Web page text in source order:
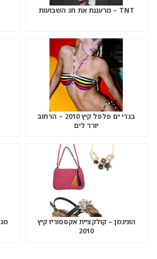
TNT – מרעננת את חג השבועות
בגדי ים פלפל קיץ 2010 – הרחוב
יורד לים
הוניגמן – קולקציית אקססוריז קיץ
2010